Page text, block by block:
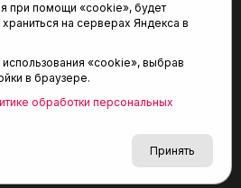
новостей
при помощи «cookie», будет
на серверах Яндекса в
использования «cookie», выбрав
в браузере.
обработки персональных
Принять